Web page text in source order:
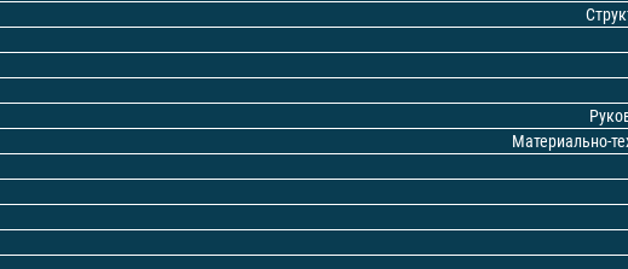
Материально-